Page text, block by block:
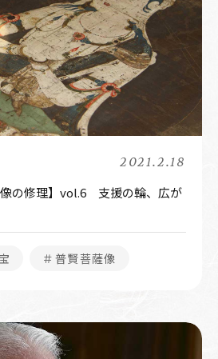
2021.2.18
像の修理】vol.6 支援の輪、広が
＃普賢菩薩像